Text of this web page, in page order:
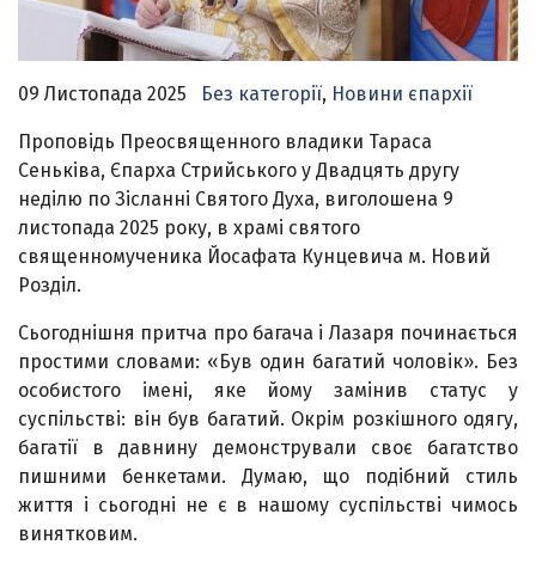
09 Листопада 2025 Без категорії, Новини єпархії
Проповідь Преосвященного владики Тараса
Сеньківа, Єпарха Стрийського у Двадцять другу
неділю по Зісланні Святого Духа, виголошена 9
листопада 2025 року, в храмі святого
священномученика Йосафата Кунцевича м. Новий
Розділ.
Сьогоднішня притча про багача і Лазаря починається
простими словами: «Був один багатий чоловік». Без
особистого імені, яке йому замінив статус у
суспільстві: він був багатий. Окрім розкішного одягу,
багатії в давнину демонстрували своє багатство
пишними бенкетами. Думаю, що подібний стиль
життя і сьогодні не є в нашому суспільстві чимось
винятковим.